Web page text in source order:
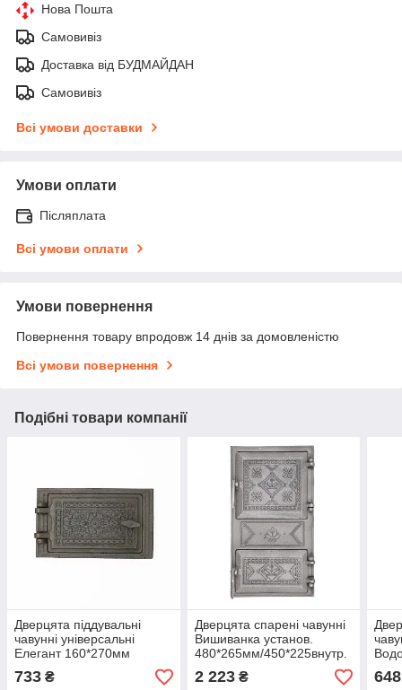
Нова Пошта
Самовивіз
Доставка від БУДМАЙДАН
Самовивіз
Всі умови доставки
Умови оплати
Післяплата
Всі умови оплати
Умови повернення
Повернення товару впродовж 14 днів за домовленістю
Всі умови повернення
Подібні товари компанії
Дверцята піддувальні
чавунні універсальні
Елегант 160*270мм
733 ₴
Дверцята спарені чавунні
Вишиванка установ.
480*265мм/450*225внутр.
Булат
2 223₴ 648